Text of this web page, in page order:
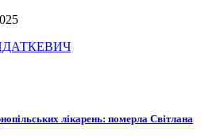
лікарень: померла Світлана